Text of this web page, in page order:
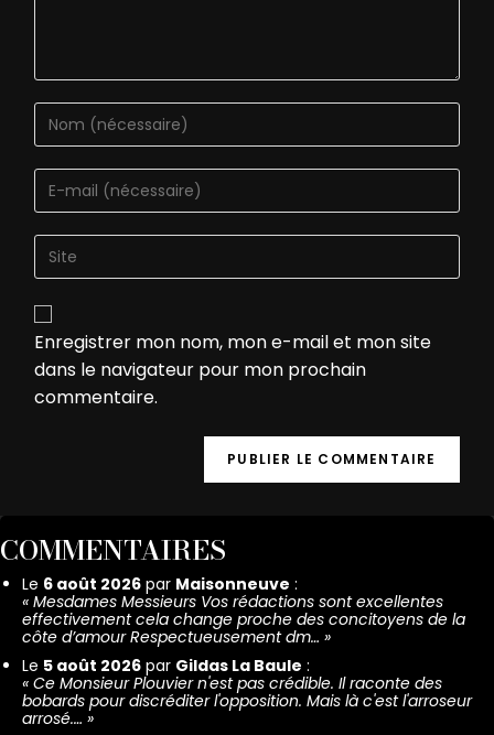
Enregistrer mon nom, mon e-mail et mon site
dans le navigateur pour mon prochain
commentaire.
COMMENTAIRES
Le 6 août 2026 par Maisonneuve :
« Mesdames Messieurs Vos rédactions sont excellentes
effectivement cela change proche des concitoyens de la
côte d’amour Respectueusement dm… »
Le 5 août 2026 par Gildas La Baule :
« Ce Monsieur Plouvier n'est pas crédible. Il raconte des
bobards pour discréditer l'opposition. Mais là c'est l'arroseur
arrosé.… »